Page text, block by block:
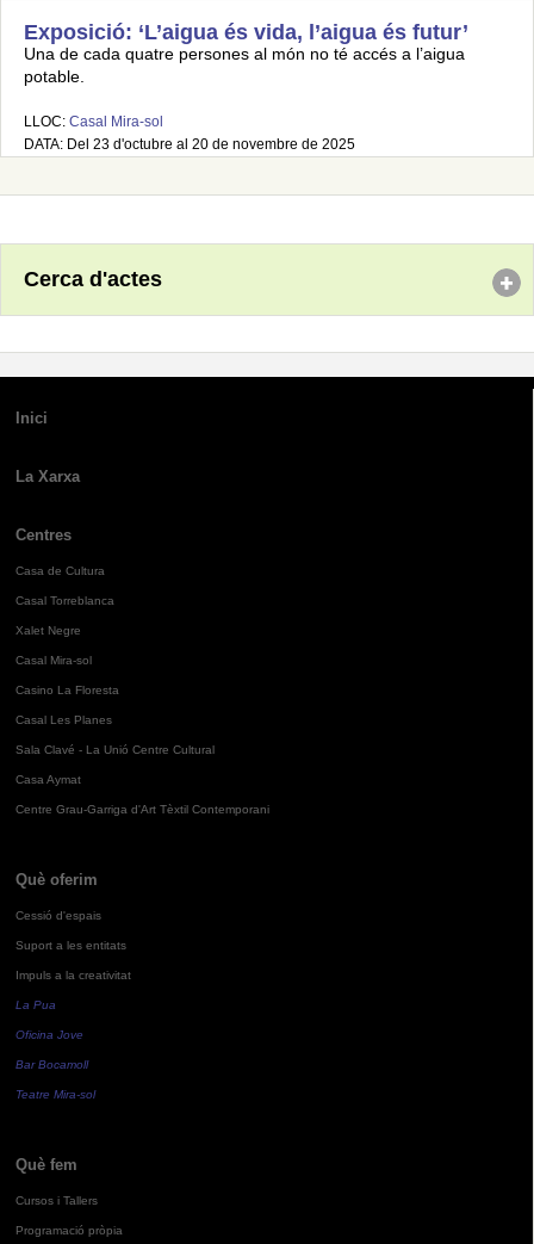
Exposició: ‘L’aigua és vida, l’aigua és futur’
Una de cada quatre persones al món no té accés a l’aigua
potable.
LLOC: Casal Mira-sol
DATA: Del 23 d'octubre al 20 de novembre de 2025
Cerca d'actes
Inici
La Xarxa
Centres
Casa de Cultura
Casal Torreblanca
Xalet Negre
Casal Mira-sol
Casino La Floresta
Casal Les Planes
Sala Clavé - La Unió Centre Cultural
Casa Aymat
Centre Grau-Garriga d'Art Tèxtil Contemporani
Què oferim
Cessió d'espais
Suport a les entitats
Impuls a la creativitat
La Pua
Oficina Jove
Bar Bocamoll
Teatre Mira-sol
Què fem
Cursos i Tallers
Programació pròpia